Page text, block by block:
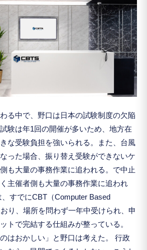
る中で、野口は日本の試験制度の欠陥
験は年1回の開催が多いため、地方在
な受験負担を強いられる。また、台風
った場合、振り替え受験ができないケ
も大量の事務作業に追われる。で中止
主催者側も大量の事務作業に追われ
すでにCBT（Computer Based
り、場所を問わず一年中受けられ、申
トで完結する仕組みが整っている。
はおかしい」と野口は考えた。 行政